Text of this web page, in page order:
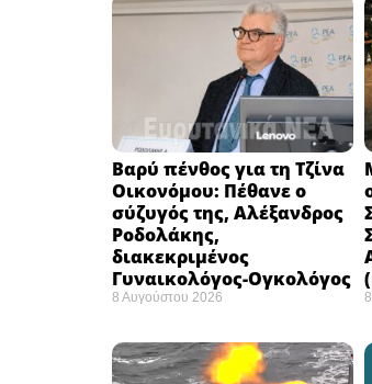
Βαρύ πένθος για τη Τζίνα
Οικονόμου: Πέθανε ο
σύζυγός της, Αλέξανδρος
Ροδολάκης,
διακεκριμένος
Γυναικολόγος-Ογκολόγος
8 Αυγούστου 2026